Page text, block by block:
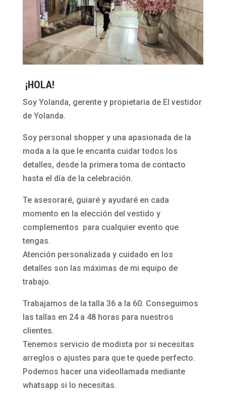
¡HOLA!
Soy Yolanda, gerente y propietaria de El vestidor
de Yolanda.
Soy personal shopper y una apasionada de la
moda a la que le encanta cuidar todos los
detalles, desde la primera toma de contacto
hasta el día de la celebración.
Te asesoraré, guiaré y ayudaré en cada
momento en la elección del vestido y
complementos para cualquier evento que
tengas.
Atención personalizada y cuidado en los
detalles son las máximas de mi equipo de
trabajo.
Trabajamos de la talla 36 a la 60. Conseguimos
las tallas en 24 a 48 horas para nuestros
clientes.
Tenemos servicio de modista por si necesitas
arreglos o ajustes para que te quede perfecto.
Podemos hacer una videollamada mediante
whatsapp si lo necesitas.